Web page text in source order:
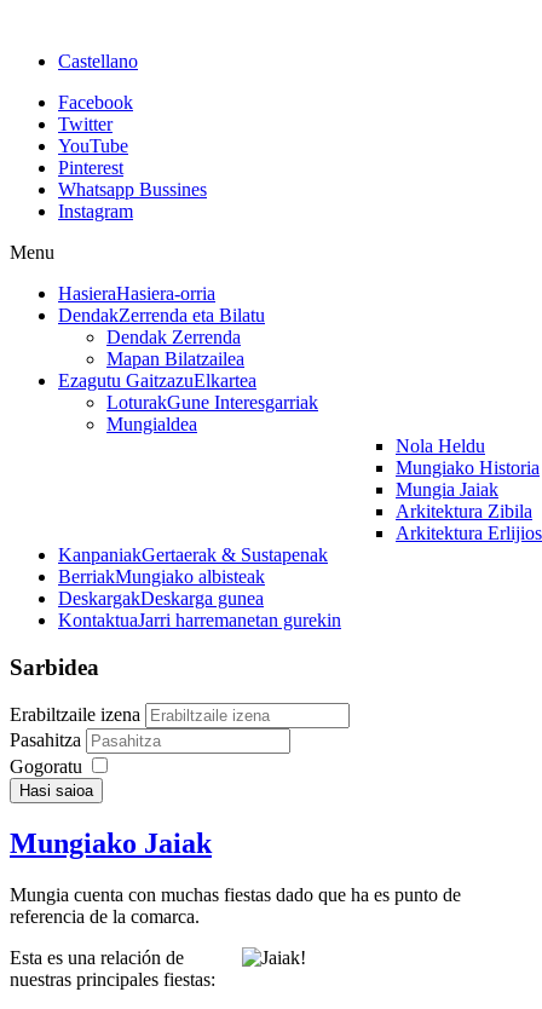
Castellano
Facebook
Twitter
YouTube
Pinterest
Whatsapp Bussines
Instagram
Menu
HasieraHasiera-orria
DendakZerrenda eta Bilatu
Dendak Zerrenda
Mapan Bilatzailea
Ezagutu GaitzazuElkartea
LoturakGune Interesgarriak
Mungialdea
Nola Heldu
Mungiako Historia
Mungia Jaiak
Arkitektura Zibila
Arkitektura
KanpaniakGertaerak & Sustapenak
BerriakMungiako albisteak
DeskargakDeskarga gunea
KontaktuaJarri harremanetan gurekin
Sarbidea
Erabiltzaile izena
Pasahitza
Gogoratu
Hasi saioa
Mungiako Jaiak
Mungia cuenta con muchas fiestas dado que ha es punto de
referencia de la comarca.
Esta es una relación de
nuestras principales fiestas: